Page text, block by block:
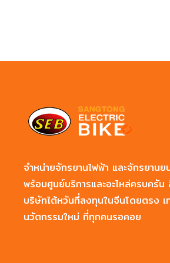
จำหน่ายจักรยานไฟฟ้า และจักรยานย
พร้อมศูนย์บริการและอะไหล่ครบครัน
บริษัทไต้หวันที่ลงทุนในจีนโดยตรง เ
นวัตกรรมใหม่ ที่ทุกคนรอคอย